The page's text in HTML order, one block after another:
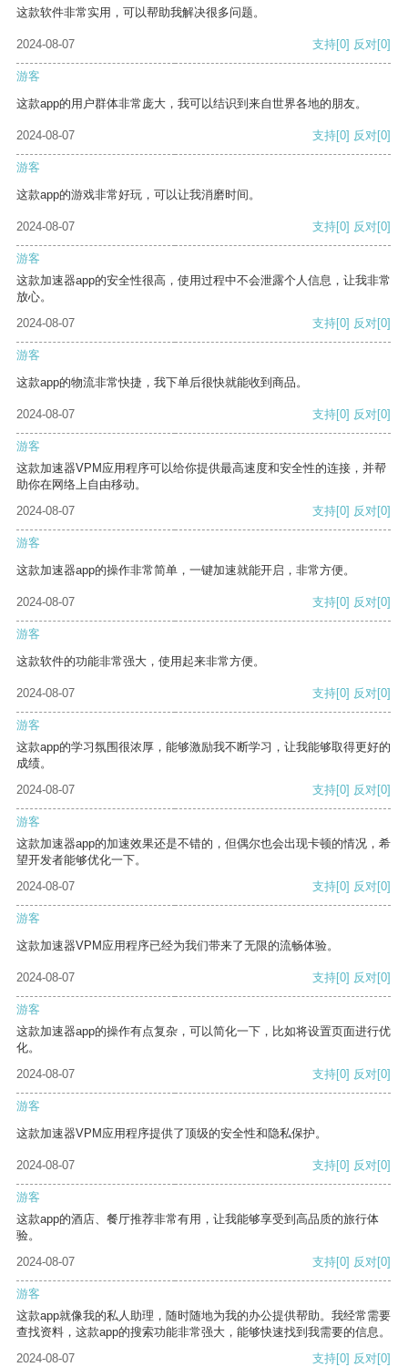
这款软件非常实用，可以帮助我解决很多问题。
2024-08-07 支持[0] 反对[0]
游客
这款app的用户群体非常庞大，我可以结识到来自世界各地的朋友。
2024-08-07 支持[0] 反对[0]
游客
这款app的游戏非常好玩，可以让我消磨时间。
2024-08-07 支持[0] 反对[0]
游客
这款加速器app的安全性很高，使用过程中不会泄露个人信息，让我非常
放心。
2024-08-07
支持[0] 反对[0]
游客
这款app的物流非常快捷，我下单后很快就能收到商品。
2024-08-07 支持[0] 反对[0]
游客
这款加速器VPM应用程序可以给你提供最高速度和安全性的连接，并帮
助你在网络上自由移动。
2024-08-07
支持[0] 反对[0]
游客
这款加速器app的操作非常简单，一键加速就能开启，非常方便。
2024-08-07 支持[0] 反对[0]
游客
这款软件的功能非常强大，使用起来非常方便。
2024-08-07 支持[0] 反对[0]
游客
这款app的学习氛围很浓厚，能够激励我不断学习，让我能够取得更好的
成绩。
2024-08-07
支持[0] 反对[0]
游客
这款加速器app的加速效果还是不错的，但偶尔也会出现卡顿的情况，希
望开发者能够优化一下。
2024-08-07
支持[0] 反对[0]
游客
这款加速器VPM应用程序已经为我们带来了无限的流畅体验。
2024-08-07 支持[0] 反对[0]
游客
这款加速器app的操作有点复杂，可以简化一下，比如将设置页面进行优
化。
2024-08-07
支持[0] 反对[0]
游客
这款加速器VPM应用程序提供了顶级的安全性和隐私保护。
2024-08-07 支持[0] 反对[0]
游客
这款app的酒店、餐厅推荐非常有用，让我能够享受到高品质的旅行体
验。
2024-08-07
支持[0] 反对[0]
游客
这款app就像我的私人助理，随时随地为我的办公提供帮助。我经常需要
查找资料，这款app的搜索功能非常强大，能够快速找到我需要的信息。
2024-08-07
支持[0] 反对[0]